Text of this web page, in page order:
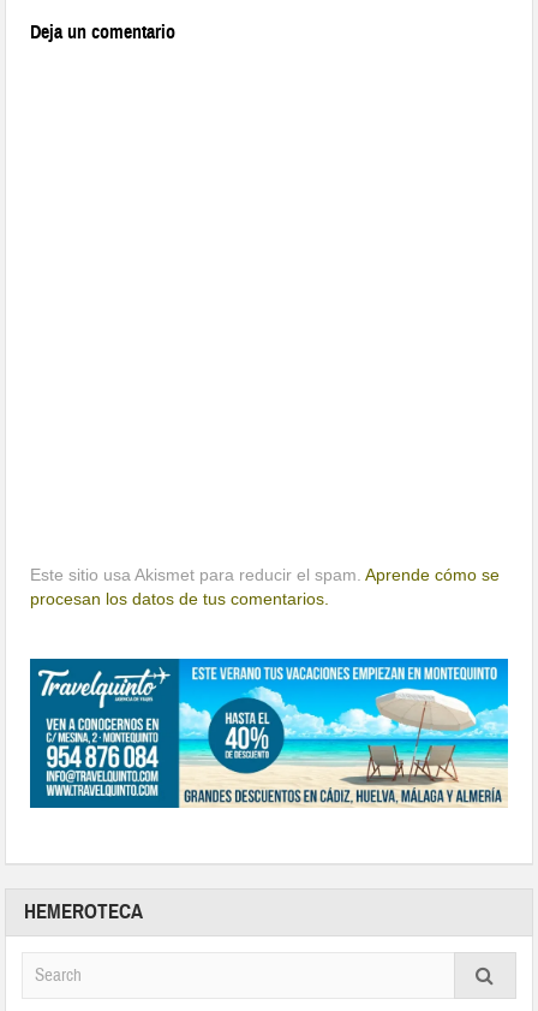
Deja un comentario
Este sitio usa Akismet para reducir el spam.Aprende cómo se
procesan los datos de tus comentarios.
HEMEROTECA